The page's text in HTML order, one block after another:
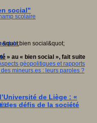
scolaire
social"
» au « bien social », fait suite
géopolitiques et rapports
mineurs.es : leurs paroles ?
de Liège : «
des défis de la société